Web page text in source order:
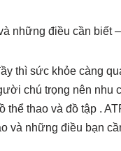
những điều cần biết
thì sức khỏe càng
chú trọng nên nhu
thể thao và đồ tập .
và những điều bạn